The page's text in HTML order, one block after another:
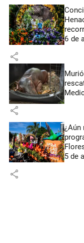
6 de
share
share
¿Aún
5 de
share